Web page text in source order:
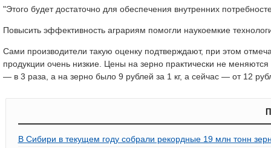
"Этого будет достаточно для обеспечения внутренних
Повысить эффективность аграриям помогли наукоемкие
Сами производители такую оценку подтверждают, при этом
продукции очень низкие. Цены на зерно практически не
— в 3 раза, а на зерно было 9 рублей за 1 кг, а сейчас — от 12
В Сибири в текущем году собрали рекордные 19 млн тонн